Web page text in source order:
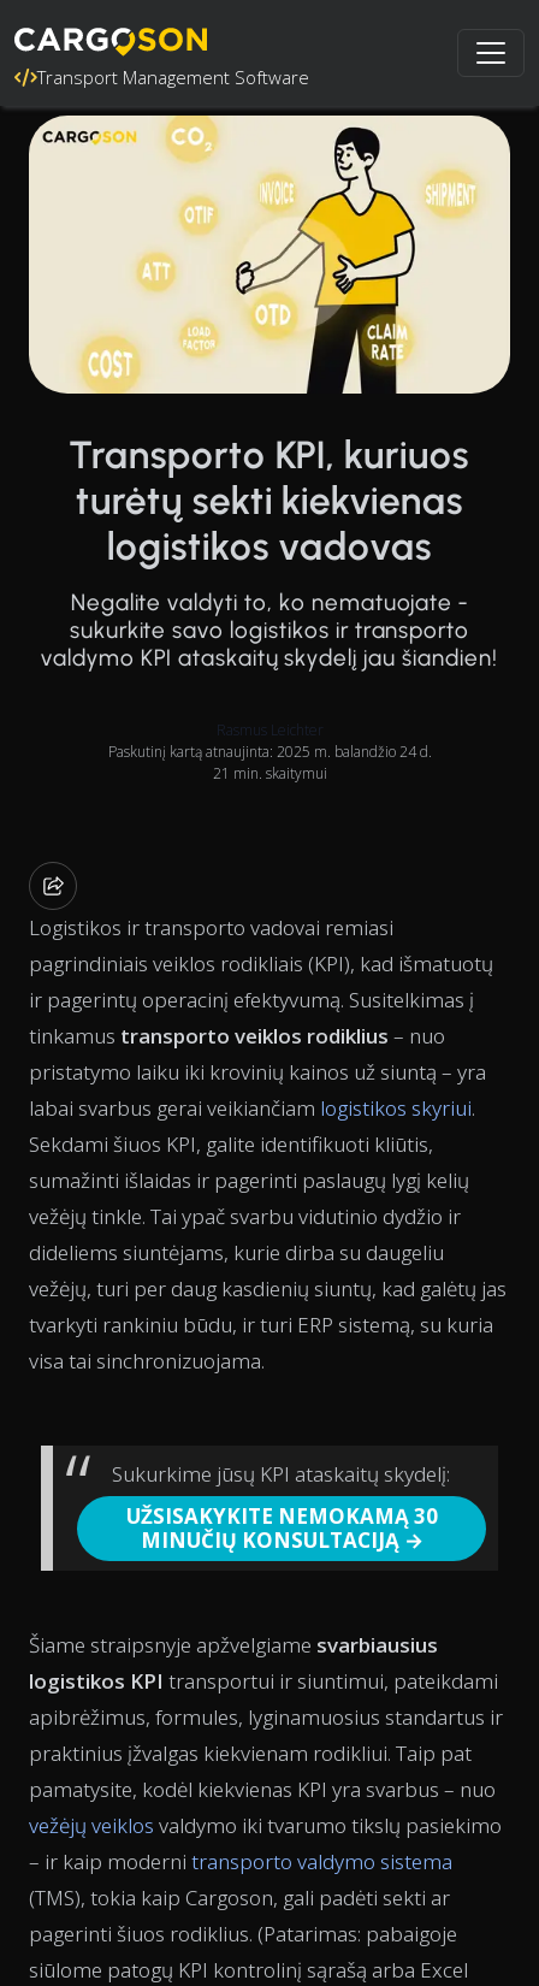
Transport Management Software
Transporto KPI, kuriuos
turėtų sekti kiekvienas
logistikos vadovas
Negalite valdyti to, ko nematuojate -
sukurkite savo logistikos ir transporto
valdymo KPI ataskaitų skydelį jau šiandien!
Rasmus Leichter
Paskutinį kartą atnaujinta: 2025 m. balandžio 24 d.
21 min. skaitymui
Logistikos ir transporto vadovai remiasi
pagrindiniais veiklos rodikliais (KPI), kad išmatuotų
ir pagerintų operacinį efektyvumą. Susitelkimas į
tinkamus transporto veiklos rodiklius – nuo
pristatymo laiku iki krovinių kainos už siuntą – yra
labai svarbus gerai veikiančiam logistikos skyriui.
Sekdami šiuos KPI, galite identifikuoti kliūtis,
sumažinti išlaidas ir pagerinti paslaugų lygį kelių
vežėjų tinkle. Tai ypač svarbu vidutinio dydžio ir
dideliems siuntėjams, kurie dirba su daugeliu
vežėjų, turi per daug kasdienių siuntų, kad galėtų jas
tvarkyti rankiniu būdu, ir turi ERP sistemą, su kuria
visa tai sinchronizuojama.
Sukurkime jūsų KPI ataskaitų skydelį:
UŽSISAKYKITE NEMOKAMĄ 30
MINUČIŲ KONSULTACIJĄ →
Šiame straipsnyje apžvelgiame svarbiausius
logistikos KPI transportui ir siuntimui, pateikdami
apibrėžimus, formules, lyginamuosius standartus ir
praktinius įžvalgas kiekvienam rodikliui. Taip pat
pamatysite, kodėl kiekvienas KPI yra svarbus – nuo
vežėjų veiklos valdymo iki tvarumo tikslų pasiekimo
– ir kaip moderni transporto valdymo sistema
(TMS), tokia kaip Cargoson, gali padėti sekti ar
pagerinti šiuos rodiklius. (Patarimas: pabaigoje
siūlome patogų KPI kontrolinį sąrašą arba Excel